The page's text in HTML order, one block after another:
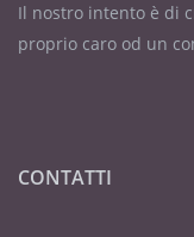
Il nostro intento è di
proprio caro od un
CONTATTI